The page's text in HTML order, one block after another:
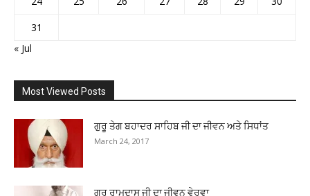
31
« Jul
Most Viewed Posts
ਗੁਰੂ ਤੇਗ ਬਹਾਦਰ ਸਾਹਿਬ ਜੀ ਦਾ ਜੀਵਨ ਅਤੇ ਸਿਧਾਂਤ
March 24, 2017
ਗੁਰੂ ਰਾਮਦਾਸ ਜੀ ਦਾ ਜੀਵਨ ਵੇਰਵਾ